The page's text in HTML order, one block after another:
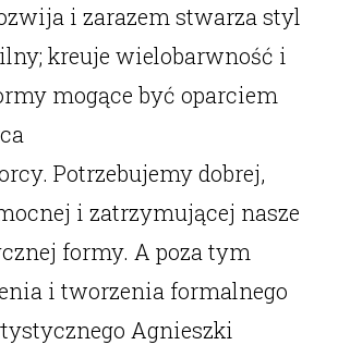
i zarazem stwarza styl
kreuje wielobarwność i
mogące być oparciem
Potrzebujemy dobrej,
i zatrzymującej nasze
formy. A poza tym
i tworzenia formalnego
Agnieszki